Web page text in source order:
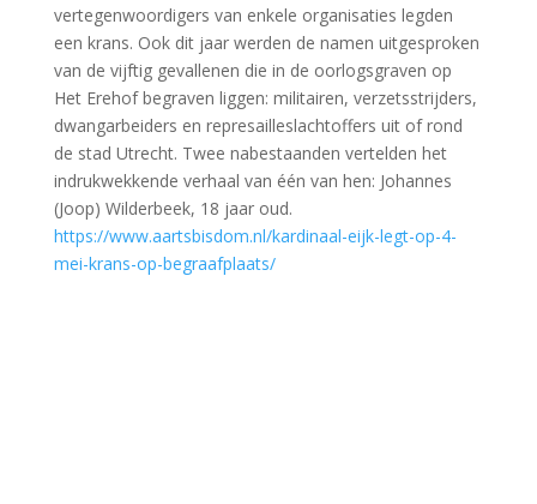
vertegenwoordigers van enkele organisaties legden
een krans. Ook dit jaar werden de namen uitgesproken
van de vijftig gevallenen die in de oorlogsgraven op
Het Erehof begraven liggen: militairen, verzetsstrijders,
dwangarbeiders en represailleslachtoffers uit of rond
de stad Utrecht. Twee nabestaanden vertelden het
indrukwekkende verhaal van één van hen: Johannes
(Joop) Wilderbeek, 18 jaar oud.
https://www.aartsbisdom.nl/kardinaal-eijk-legt-op-4-
mei-krans-op-begraafplaats/